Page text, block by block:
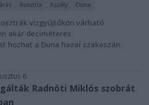
Ausztria Aszály Duna
vízgyűjtőkön várható
akár deciméteres
hozhat a Duna hazai szakaszán.
6.
Radnóti Miklós szobrát